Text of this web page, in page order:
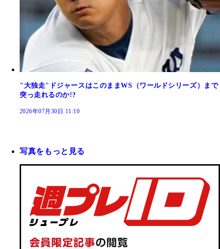
"大独走"ドジャースはこのままWS（ワールドシリーズ）まで
突っ走れるのか!?
2026年07月30日 11:10
写真をもっと見る